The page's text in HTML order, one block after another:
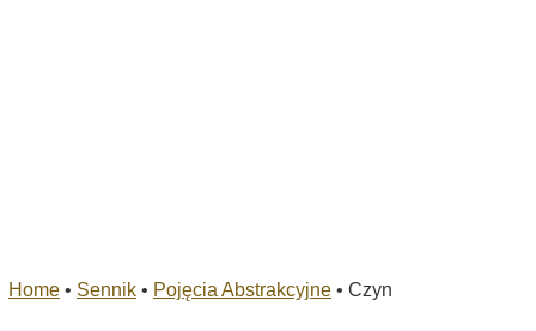
Home • Sennik • Pojęcia Abstrakcyjne • Czyn